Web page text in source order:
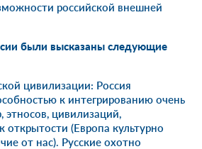
российской внешней
были высказаны следующие
цивилизации: Россия
к интегрированию очень
этносов, цивилизаций,
открытости (Европа культурно
от нас). Русские охотно